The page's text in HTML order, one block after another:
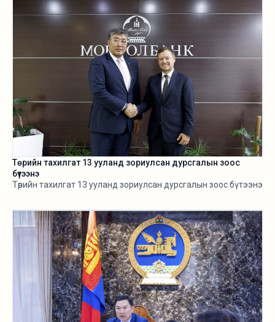
Төрийн тахилгат 13 ууланд зориулсан дурсгалын зоос
бүтээнэ
Төрийн тахилгат 13 ууланд зориулсан дурсгалын зоос бүтээнэ